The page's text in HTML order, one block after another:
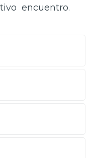
encuentro.